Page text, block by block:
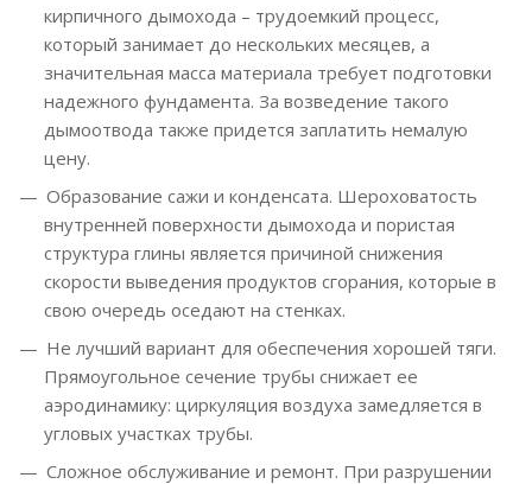
кирпичного дымохода – трудоемкий процесс,
который занимает до нескольких месяцев, а
значительная масса материала требует подготовки
надежного фундамента. За возведение такого
дымоотвода также придется заплатить немалую
цену.
Образование сажи и конденсата. Шероховатость
внутренней поверхности дымохода и пористая
структура глины является причиной снижения
скорости выведения продуктов сгорания, которые в
свою очередь оседают на стенках.
Не лучший вариант для обеспечения хорошей тяги.
Прямоугольное сечение трубы снижает ее
аэродинамику: циркуляция воздуха замедляется в
угловых участках трубы.
Сложное обслуживание и ремонт. При разрушении